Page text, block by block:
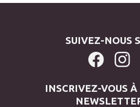
SUIVEZ-NOUS
INSCRIVEZ-VOUS À